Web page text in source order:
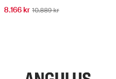
8.166 kr 10.889 kr